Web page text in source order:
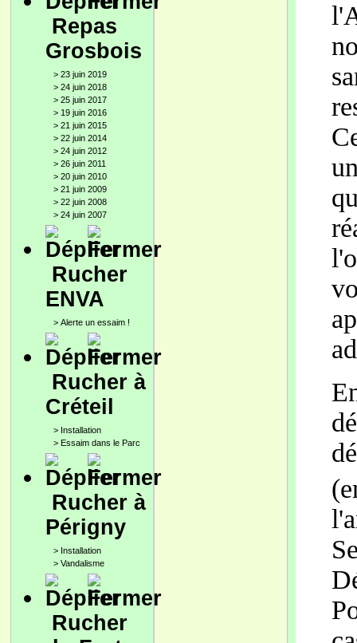
Repas
Grosbois
> 23 juin 2019
> 24 juin 2018
> 25 juin 2017
> 19 juin 2016
> 21 juin 2015
> 22 juin 2014
> 24 juin 2012
> 26 juin 2011
> 20 juin 2010
> 21 juin 2009
> 22 juin 2008
> 24 juin 2007
Rucher
ENVA
> Alerte un essaim !
Rucher à
Créteil
> Installation
> Essaim dans le Parc
Rucher à
Périgny
> Installation
> Vandalisme
Rucher